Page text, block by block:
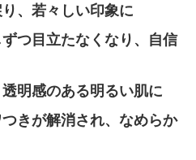
、若々しい印象に
つ目立たなくなり、自信
明感のある明るい肌に
きが解消され、なめらか